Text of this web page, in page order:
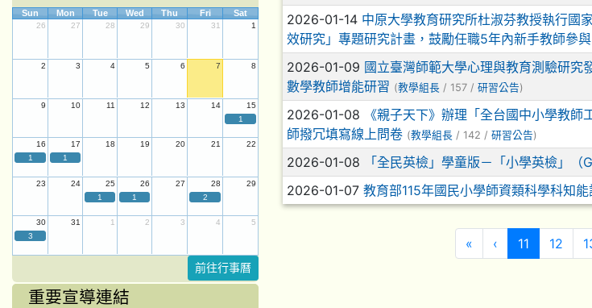
2026-01-14 中原大學教育研究所杜淑芬教授執行國
效研究」專題研究計畫，鼓勵任職5年內新手教師參與
2026-01-09 國立臺灣師範大學心理與教育測驗研究
數學教師增能研習 (教學組長 / 157 / 研習公告)
2026-01-08
《親子天下》辦理「全台國中小學教
師撥冗填寫線上問卷 (教學組長 / 142 / 研習公告)
2026-01-08 「全民英檢」學童版－「小學英檢」
2026-01-07 教育部115年國民小學師資類科學科知
« 第一頁
‹ 上一頁
11 (目前頁次)
12
Sun Mon Tue Wed Thu Fri Sat
26 27 28 29 30 31 1
2 3 4 5 6 7 8
9 10 11 12 13 14
15
1
16 17 18 19 20 21
22
1
1
23 24 25 26 27 28
29
1
1 2
30 31 1 2 3 4
5
3
前往行事曆
重要宣導連結